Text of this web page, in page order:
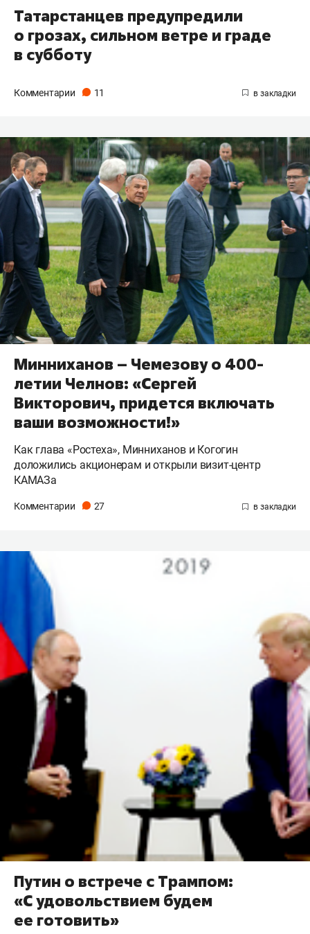
Татарстанцев предупредили
о грозах, сильном ветре и граде
в субботу
Комментарии 11
Минниханов – Чемезову о 400-
летии Челнов: «Сергей
Викторович, придется включать
ваши возможности!»
Как глава «Ростеха», Минниханов и Когогин
доложились акционерам и открыли визит-центр
КАМАЗа
Комментарии 27
Путин о встрече с Трампом:
«С удовольствием будем
ее готовить»